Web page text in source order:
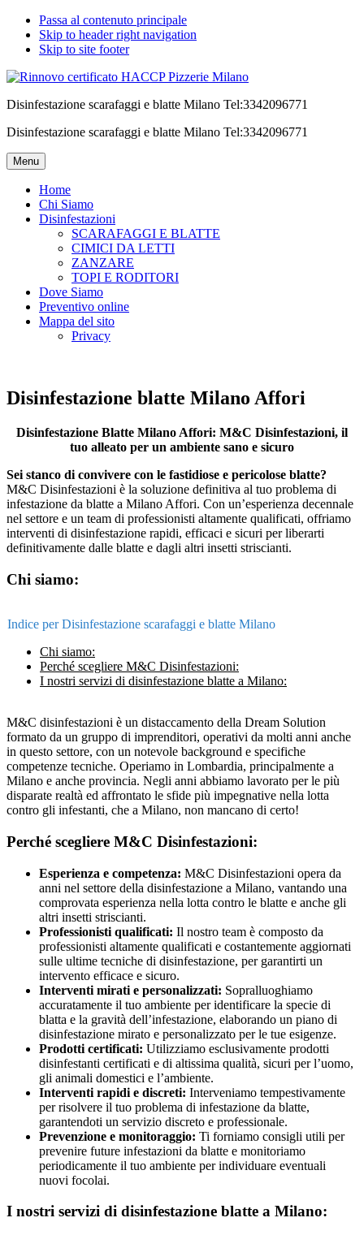
Passa al contenuto principale
Skip to header right navigation
Skip to site footer
Disinfestazione scarafaggi e blatte Milano Tel:3342096771
Disinfestazione scarafaggi e blatte Milano Tel:3342096771
Menu
Home
Chi Siamo
Disinfestazioni
SCARAFAGGI E BLATTE
CIMICI DA LETTI
ZANZARE
TOPI E RODITORI
Dove Siamo
Preventivo online
Mappa del sito
Privacy
Disinfestazione blatte Milano Affori
Disinfestazione Blatte Milano Affori: M&C Disinfestazioni, il
tuo alleato per un ambiente sano e sicuro
Sei stanco di convivere con le fastidiose e pericolose blatte?
M&C Disinfestazioni è la soluzione definitiva al tuo problema di
infestazione da blatte a Milano Affori. Con un’esperienza decennale
nel settore e un team di professionisti altamente qualificati, offriamo
interventi di disinfestazione rapidi, efficaci e sicuri per liberarti
definitivamente dalle blatte e dagli altri insetti striscianti.
Chi siamo:
Indice per Disinfestazione scarafaggi e blatte Milano
Chi siamo:
Perché scegliere M&C Disinfestazioni:
I nostri servizi di disinfestazione blatte a Milano:
M&C disinfestazioni è un distaccamento della Dream Solution
formato da un gruppo di imprenditori, operativi da molti anni anche
in questo settore, con un notevole background e specifiche
competenze tecniche. Operiamo in Lombardia, principalmente a
Milano e anche provincia. Negli anni abbiamo lavorato per le più
disparate realtà ed affrontato le sfide più impegnative nella lotta
contro gli infestanti, che a Milano, non mancano di certo!
Perché scegliere M&C Disinfestazioni:
Esperienza e competenza: M&C Disinfestazioni opera da
anni nel settore della disinfestazione a Milano, vantando una
comprovata esperienza nella lotta contro le blatte e anche gli
altri insetti striscianti.
Professionisti qualificati: Il nostro team è composto da
professionisti altamente qualificati e costantemente aggiornati
sulle ultime tecniche di disinfestazione, per garantirti un
intervento efficace e sicuro.
Interventi mirati e personalizzati: Sopralluoghiamo
accuratamente il tuo ambiente per identificare la specie di
blatta e la gravità dell’infestazione, elaborando un piano di
disinfestazione mirato e personalizzato per le tue esigenze.
Prodotti certificati: Utilizziamo esclusivamente prodotti
disinfestanti certificati e di altissima qualità, sicuri per l’uomo,
gli animali domestici e l’ambiente.
Interventi rapidi e discreti: Interveniamo tempestivamente
per risolvere il tuo problema di infestazione da blatte,
garantendoti un servizio discreto e professionale.
Prevenzione e monitoraggio: Ti forniamo consigli utili per
prevenire future infestazioni da blatte e monitoriamo
periodicamente il tuo ambiente per individuare eventuali
nuovi focolai.
I nostri servizi di disinfestazione blatte a Milano: